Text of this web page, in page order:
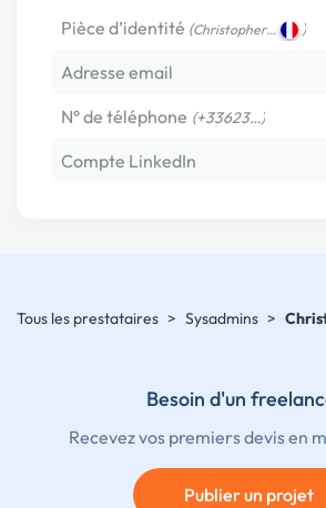
Pièce d’identité (Christopher… )
Adresse email
N° de téléphone (+33623…)
Compte LinkedIn
Tous les prestataires > Sysadmins >
Besoin d'un
Recevez vos premiers devis en
Publier un projet